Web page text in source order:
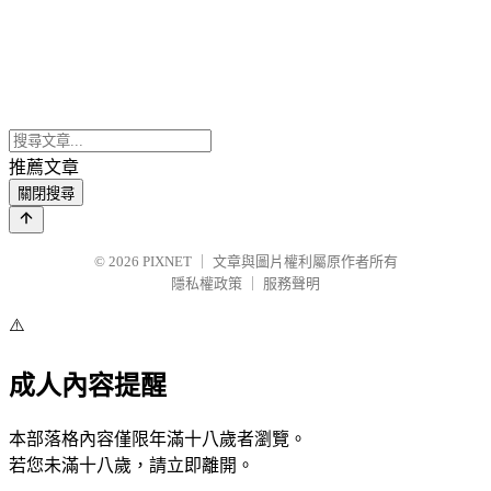
推薦文章
關閉搜尋
© 2026 PIXNET
文章與圖片權利屬原作者所有
隱私權政策
服務聲明
⚠️
成人內容提醒
本部落格內容僅限年滿十八歲者瀏覽。
若您未滿十八歲，請立即離開。